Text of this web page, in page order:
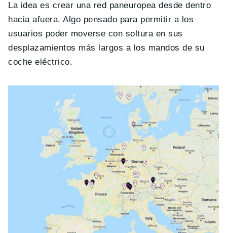
La idea es crear una red paneuropea desde dentro
hacia afuera. Algo pensado para permitir a los
usuarios poder moverse con soltura en sus
desplazamientos más largos a los mandos de su
coche eléctrico.